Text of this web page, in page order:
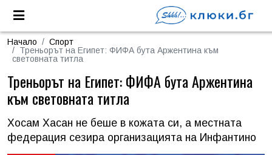
Начало
Спорт
Треньорът на Египет: ФИФА бута Аржентина към
световната титла
Треньорът на Египет: ФИФА бута Аржентина
към световната титла
Хосам Хасан не беше в кожата си, а местната
федерация сезира организацията на Инфантино